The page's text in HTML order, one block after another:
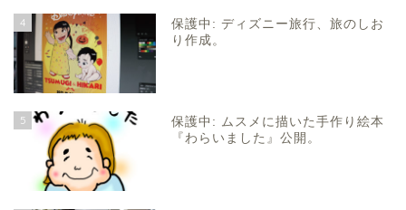
4
保護中: ディズニー旅行、旅のしお
り作成。
5
保護中: ムスメに描いた手作り絵本
『わらいました』公開。